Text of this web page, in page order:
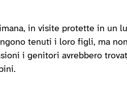
in visite protette in un
tenuti i loro figli, ma
i genitori avrebbero